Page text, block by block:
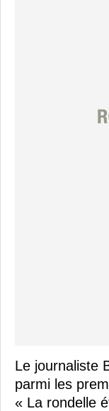
Le journaliste
parmi les
« La rondelle